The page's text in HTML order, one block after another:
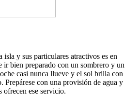
isla y sus particulares atractivos es en
bien preparado con un sombrero y un
casi nunca llueve y el sol brilla con
Prepárese con una provisión de agua y
ofrecen ese servicio.